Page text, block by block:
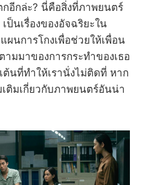
กอีกล่ะ? นี่คือสิ่งที่ภาพยนตร์
เป็นเรื่องของอัจฉริยะใน
นการโกงเพื่อช่วยให้เพื่อน
มมาของการกระทำของเธอ
นที่ทำให้เรานั่งไม่ติดที่ หาก
ติมเกี่ยวกับภาพยนตร์อันน่า